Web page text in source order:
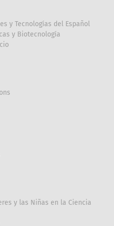
y Tecnologías del Español
y Biotecnología
y las Niñas en la Ciencia